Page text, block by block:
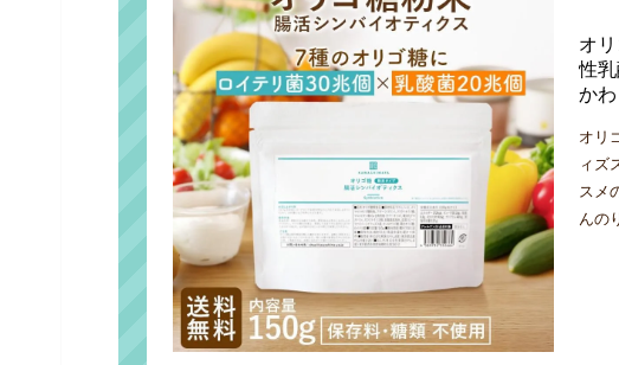
オ
性
か
オリ
ィズ
スメ
んの